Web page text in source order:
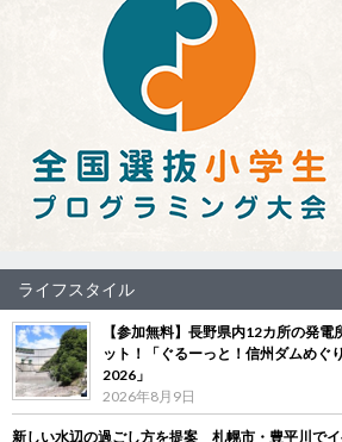
ライフスタイル
【参加無料】長野県内12カ所の発
ット！「ぐるーっと！信州ダムめ
2026」
2026年8月9日
新しい水辺の過ごし方を提案 札幌市・豊平川で